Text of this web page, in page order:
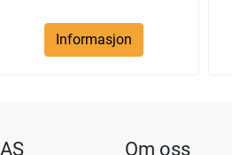
Informasjon
Om oss